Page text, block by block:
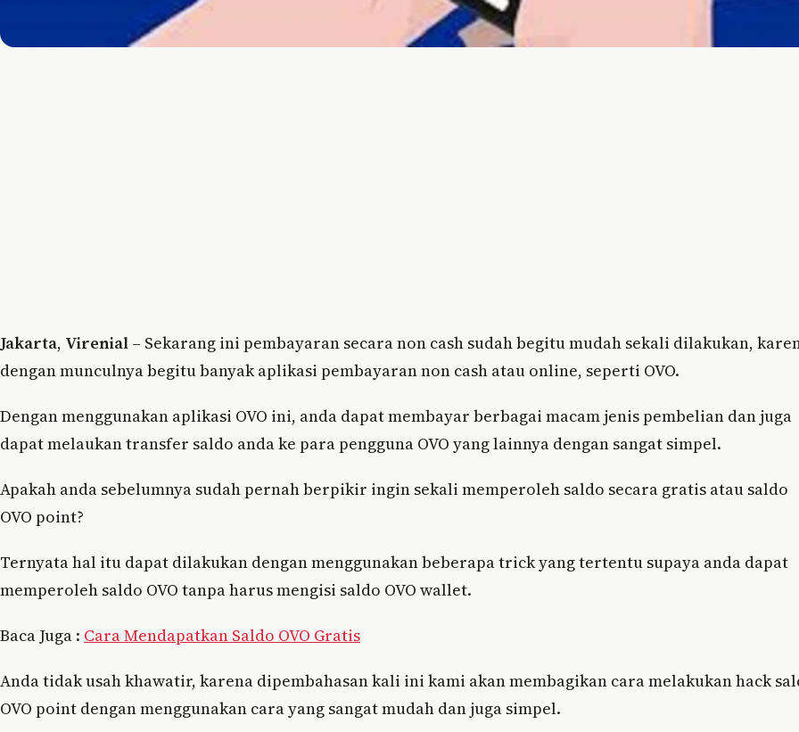
Jakarta, Virenial – Sekarang ini pembayaran secara non cash sudah begitu mudah sekali dilakukan,
dengan munculnya begitu banyak aplikasi pembayaran non cash atau online, seperti OVO.
Dengan menggunakan aplikasi OVO ini, anda dapat membayar berbagai macam jenis pembelian dan juga
dapat melaukan transfer saldo anda ke para pengguna OVO yang lainnya dengan sangat simpel.
Apakah anda sebelumnya sudah pernah berpikir ingin sekali memperoleh saldo secara gratis atau saldo
OVO point?
Ternyata hal itu dapat dilakukan dengan menggunakan beberapa trick yang tertentu supaya anda dapat
memperoleh saldo OVO tanpa harus mengisi saldo OVO wallet.
Baca Juga : Cara Mendapatkan Saldo OVO Gratis
Anda tidak usah khawatir, karena dipembahasan kali ini kami akan membagikan cara melakukan hack
OVO point dengan menggunakan cara yang sangat mudah dan juga simpel.